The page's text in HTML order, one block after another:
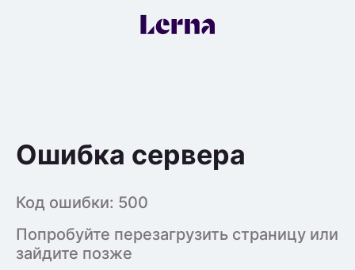
Ошибка сервера
Код ошибки: 500
Попробуйте перезагрузить страницу или
зайдите позже